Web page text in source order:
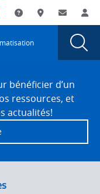
AssistanceOù acheter
bénéficier d’un
ressources, et
actualités!